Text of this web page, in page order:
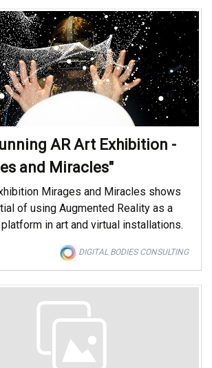
AR Art Exhibition -
and Miracles"
Mirages and Miracles shows
of using Augmented Reality as a
in art and virtual installations.
DIGITAL BODIES CONSULTING